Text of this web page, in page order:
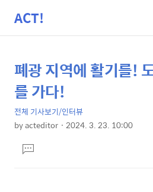
ACT!
상
세
컨
텐
본
문
제
목
폐광 지역에 활기를!
를 가다!
전체 기사보기/인터뷰
byacteditor 2024. 3. 23. 10:00
문댓
글